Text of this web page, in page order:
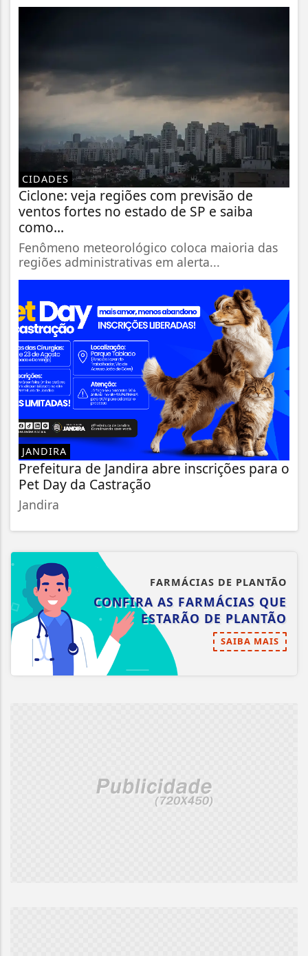
CIDADES
Ciclone: veja regiões com previsão de
ventos fortes no estado de SP e saiba
como...
Fenômeno meteorológico coloca maioria das
regiões administrativas em alerta...
JANDIRA
Prefeitura de Jandira abre inscrições para o
Pet Day da Castração
Jandira
FARMÁCIAS DE PLANTÃO
CONFIRA AS FARMÁCIAS QUE
ESTARÃO DE PLANTÃO
SAIBA MAIS